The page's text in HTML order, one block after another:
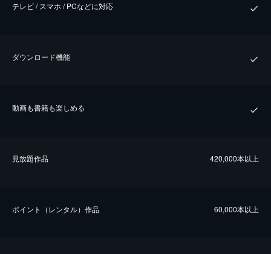
テレビ / スマホ / PCなどに対応
ダウンロード機能
動画も書籍も楽しめる
⾒放題作品 420,000本以上
ポイント（レンタル）作品 60,000本以上